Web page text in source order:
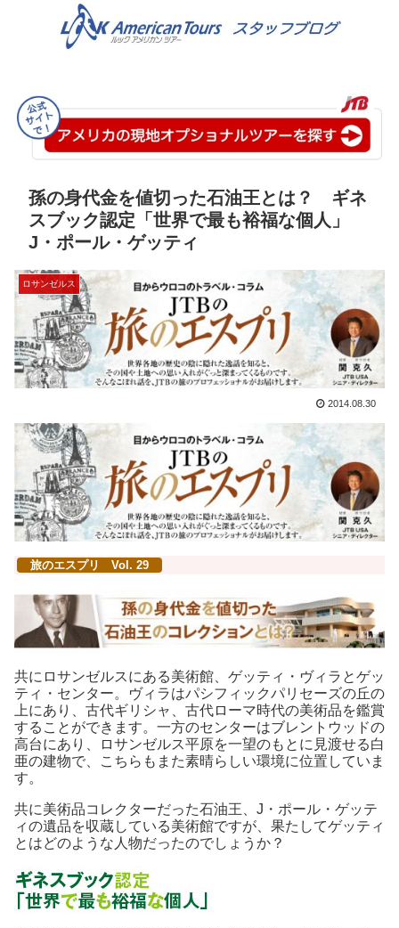
孫の身代金を値切った石油王とは？ ギネ
スブック認定「世界で最も裕福な個人」
J・ポール・ゲッティ
ロサンゼルス
2014.08.30
旅のエスプリ Vol. 29
共にロサンゼルスにある美術館、ゲッティ・ヴィラとゲッ
ティ・センター。ヴィラはパシフィックパリセーズの丘の
上にあり、古代ギリシャ、古代ローマ時代の美術品を鑑賞
することができます。一方のセンターはブレントウッドの
高台にあり、ロサンゼルス平原を一望のもとに見渡せる白
亜の建物で、こちらもまた素晴らしい環境に位置していま
す。
共に美術品コレクターだった石油王、J・ポール・ゲッテ
ィの遺品を収蔵している美術館ですが、果たしてゲッティ
とはどのような人物だったのでしょうか？